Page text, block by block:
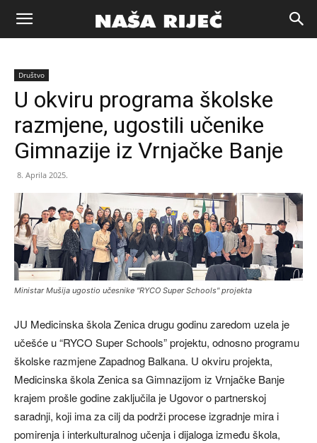
Naša
riječ
Zenica
Društvo
U okviru programa školske
razmjene, ugostili učenike
Gimnazije iz Vrnjačke Banje
8. Aprila 2025.
Ministar Mušija ugostio učesnike "RYCO Super Schools" projekta
JU Medicinska škola Zenica drugu godinu zaredom uzela je
učešće u “RYCO Super Schools” projektu, odnosno programu
školske razmjene Zapadnog Balkana. U okviru projekta,
Medicinska škola Zenica sa Gimnazijom iz Vrnjačke Banje
krajem prošle godine zaključila je Ugovor o partnerskoj
saradnji, koji ima za cilj da podrži procese izgradnje mira i
pomirenja i interkulturalnog učenja i dijaloga između škola,